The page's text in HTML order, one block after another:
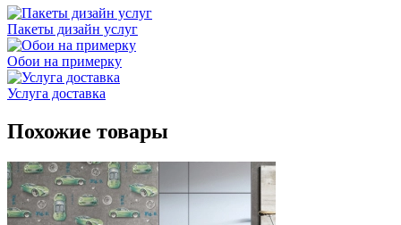
Пакеты дизайн услуг
Обои на примерку
Услуга доставка
Похожие товары